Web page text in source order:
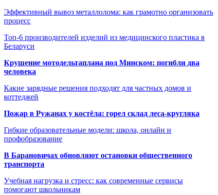
Эффективный вывоз металлолома: как грамотно организовать
процесс
Топ-6 производителей изделий из медицинского пластика в
Беларуси
Крушение мотодельтаплана под Минском: погибли два
человека
Какие зарядные решения подходят для частных домов и
коттеджей
Пожар в Ружанах у костёла: горел склад леса-кругляка
Гибкие образовательные модели: школа, онлайн и
профобразование
В Барановичах обновляют остановки общественного
транспорта
Учебная нагрузка и стресс: как современные сервисы
помогают школьникам